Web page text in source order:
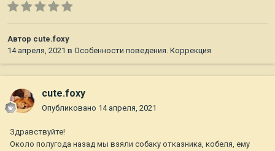
Автор cute.foxy
14 апреля, 2021 в Особенности поведения. Коррекция
cute.foxy
Опубликовано 14 апреля, 2021
Здравствуйте!
Около полугода назад мы взяли собаку отказника, кобеля, ему